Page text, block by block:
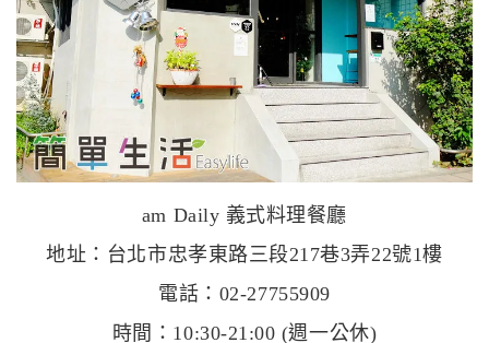
am Daily 義式料理餐廳
地址：台北市忠孝東路三段217巷3弄22號1樓
電話：02-27755909
時間：10:30-21:00 (週一公休)